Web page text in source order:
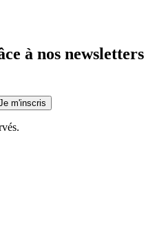
à nos newsletters
m'inscris